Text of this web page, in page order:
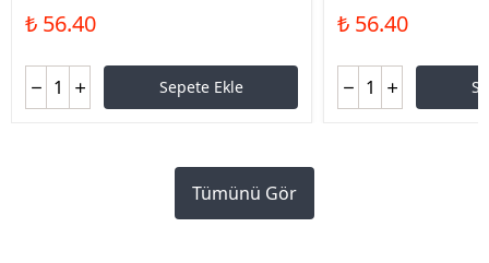
₺ 56.40
Sepete Ekle
₺ 56.40
Tümünü Gör